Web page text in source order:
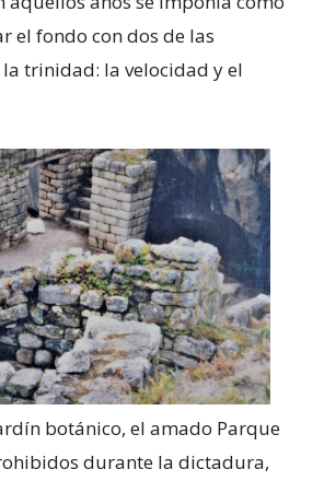
el fondo con dos de las
trinidad: la velocidad y el
botánico, el amado Parque
durante la dictadura,